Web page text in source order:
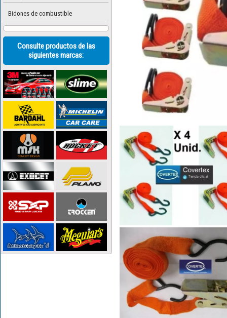
Bidones de combustible
Consulte productos de las
siguientes marcas: